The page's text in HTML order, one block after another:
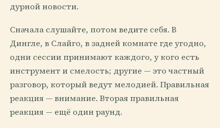
дурной новости.
Сначала слушайте, потом ведите себя. В
Дингле, в Слайго, в задней комнате где угодно,
одни сессии принимают каждого, у кого есть
инструмент и смелость; другие — это частный
разговор, который ведут мелодией. Правильная
реакция — внимание. Вторая правильная
реакция — ещё один раунд.